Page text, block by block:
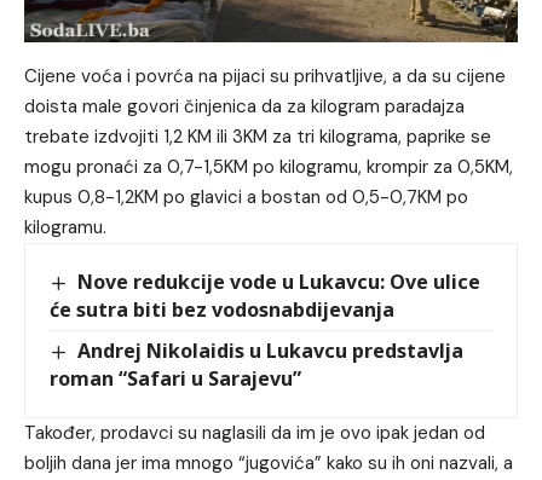
Cijene voća i povrća na pijaci su prihvatljive, a da su cijene
doista male govori činjenica da za kilogram paradajza
trebate izdvojiti 1,2 KM ili 3KM za tri kilograma, paprike se
mogu pronaći za 0,7-1,5KM po kilogramu, krompir za 0,5KM,
kupus 0,8-1,2KM po glavici a bostan od 0,5-0,7KM po
kilogramu.
Nove redukcije vode u Lukavcu: Ove ulice
će sutra biti bez vodosnabdijevanja
Andrej Nikolaidis u Lukavcu predstavlja
roman “Safari u Sarajevu”
Također, prodavci su naglasili da im je ovo ipak jedan od
boljih dana jer ima mnogo “jugovića” kako su ih oni nazvali, a